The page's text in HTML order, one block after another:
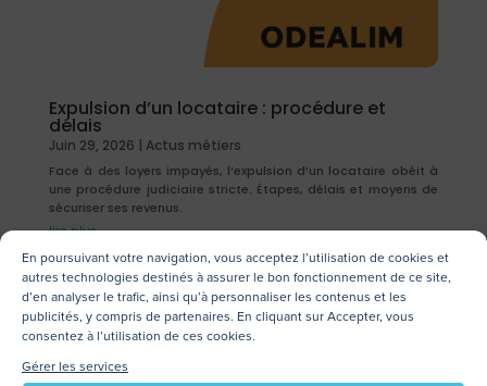
En poursuivant votre navigation, vous acceptez l’utilisation de cookies et
autres technologies destinés à assurer le bon fonctionnement de ce site,
d’en analyser le trafic, ainsi qu’à personnaliser les contenus et les
publicités, y compris de partenaires. En cliquant sur Accepter, vous
consentez à l’utilisation de ces cookies.
Gérer les services
Expulsion d’un locataire : procédure et
délais
Juin 29, 2026 | Actus métiers
Face à des loyers impayés, l’expulsion d’un locataire obéit à
une procédure judiciaire stricte. Étapes, délais et moyens de
sécuriser ses revenus.
lire plus